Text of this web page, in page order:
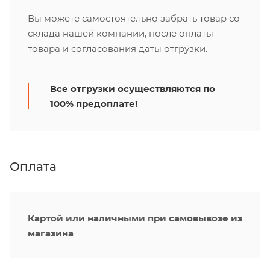
Вы можете самостоятельно забрать товар со
склада нашей компании, после оплаты
товара и согласования даты отгрузки.
Все отгрузки осуществляются по
100% предоплате!
Оплата
Картой или наличными при самовывозе из
магазина